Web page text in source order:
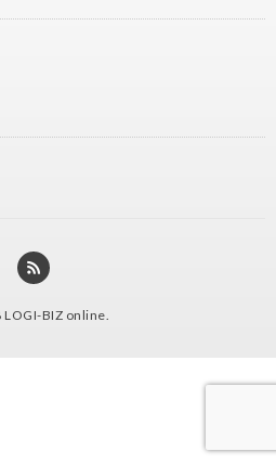
LOGI-BIZ online